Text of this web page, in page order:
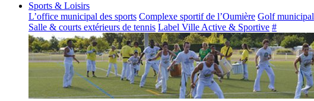
Sports & Loisirs
L’office municipal des sports Complexe sportif de l’Oumière Golf municipal
Salle & courts extérieurs de tennis Label Ville Active & Sportive #